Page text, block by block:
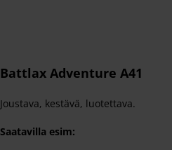
Battlax Adventure A41
Joustava, kestävä, luotettava.
Saatavilla esim: